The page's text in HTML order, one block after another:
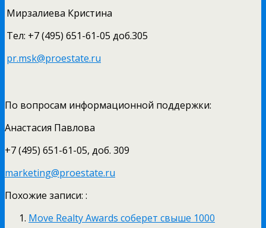
Мирзалиева Кристина
Тел: +7 (495) 651-61-05 доб.305
pr.msk@proestate.ru
По вопросам информационной поддержки:
Анастасия Павлова
+7 (495) 651-61-05, доб. 309
marketing@proestate.ru
Похожие записи: :
Move Realty Awards соберет свыше 1000